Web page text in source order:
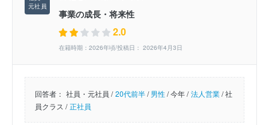
事業の成長・将来性
2.0
在籍時期：2026年頃/投稿日： 2026年4月3日
回答者： 社員・元社員 / 20代前半/男性/今年 / 法人営業/社
員クラス / 正社員